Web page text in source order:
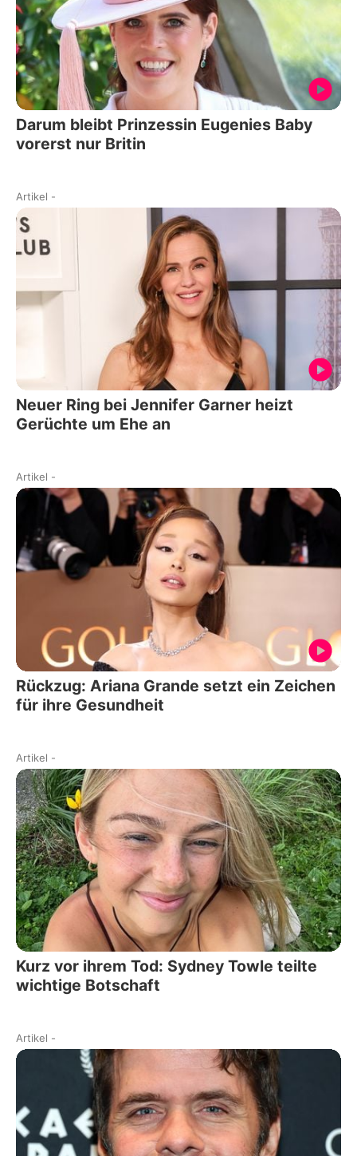
Darum bleibt Prinzessin Eugenies Baby
vorerst nur Britin
Artikel -
Neuer Ring bei Jennifer Garner heizt
Gerüchte um Ehe an
Artikel -
Rückzug: Ariana Grande setzt ein Zeichen
für ihre Gesundheit
Artikel -
Kurz vor ihrem Tod: Sydney Towle teilte
wichtige Botschaft
Artikel -